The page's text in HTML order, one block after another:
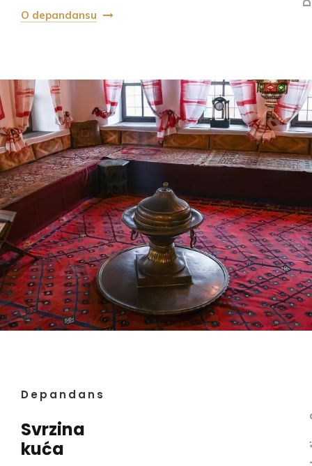
O depandansu
Depandans
Svrzina
kuća